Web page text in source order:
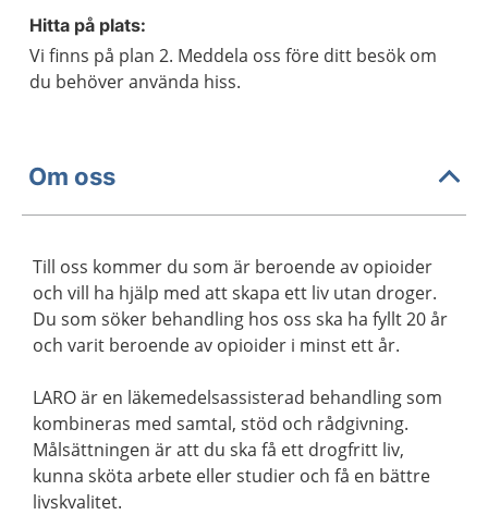
Hitta på plats:
Vi finns på plan 2. Meddela oss före ditt besök om
du behöver använda hiss.
Om oss
Till oss kommer du som är beroende av opioider
och vill ha hjälp med att skapa ett liv utan droger.
Du som söker behandling hos oss ska ha fyllt 20 år
och varit beroende av opioider i minst ett år.
LARO är en läkemedelsassisterad behandling som
kombineras med samtal, stöd och rådgivning.
Målsättningen är att du ska få ett drogfritt liv,
kunna sköta arbete eller studier och få en bättre
livskvalitet.